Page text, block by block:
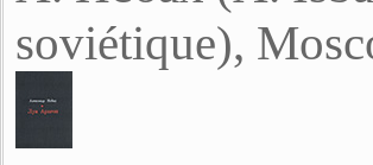
soviétique),